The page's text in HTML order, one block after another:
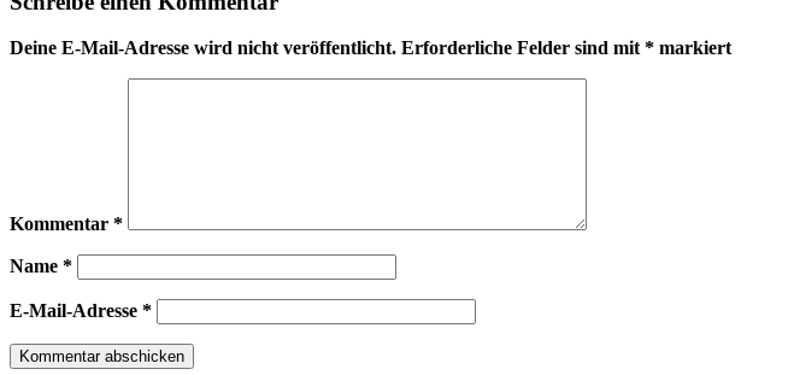
Deine E-Mail-Adresse wird nicht veröffentlicht. Erforderliche Felder sind mit* markiert
Kommentar *
Name *
E-Mail-Adresse *